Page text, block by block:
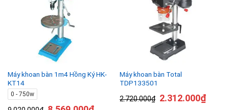
Máy khoan bàn 1m4 Hồng Ký HK-
KT14
0 - 750w
Máy khoan bàn Total
TDP133501
2.720.000₫ 2.312.000₫